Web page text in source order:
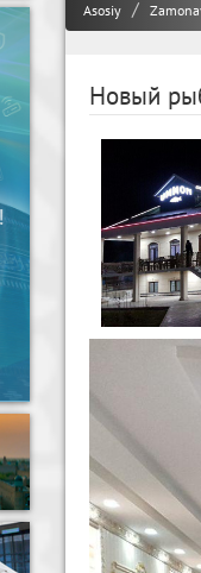
Asosiy
Новый